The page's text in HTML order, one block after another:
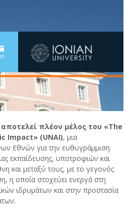
πλέον μέλος του «The
Impact» (UNAI), μια
Εθνών για την ευθυγράμμιση
εκπαίδευσης, υποτροφιών και
και μεταξύ τους, με το γεγονός
η οποία στοχεύει ενεργά στη
ιδρυμάτων και στην προστασία